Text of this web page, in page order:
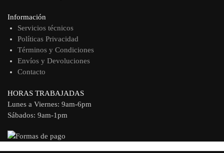
Información
Servicios técnicos
Políticas Privacidad
Términos y Condiciones
Envíos y Devoluciones
Contacto
HORAS TRABAJADAS
Lunes a Viernes: 9am-6pm
Sábados: 9am-1pm